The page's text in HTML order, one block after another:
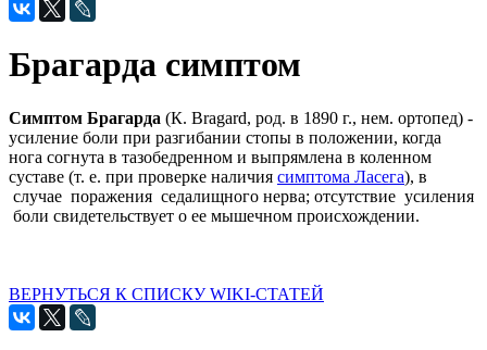
Брагарда симптом
Симптом Брагарда (К. Bragard, род. в 1890 г., нем. ортопед) -
усиление боли при разгибании стопы в положении, когда
нога согнута в тазобедренном и выпрямлена в коленном
суставе (т. е. при проверке наличия симптома Ласега), в
случае поражения седалищного нерва; отсутствие усиления
боли свидетельствует о ее мышечном происхождении.
ВЕРНУТЬСЯ К СПИСКУ WIKI-СТАТЕЙ